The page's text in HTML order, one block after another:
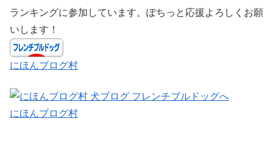
ランキングに参加しています。ぽちっと応援よろしくお願
いします！
にほんブログ村
にほんブログ村